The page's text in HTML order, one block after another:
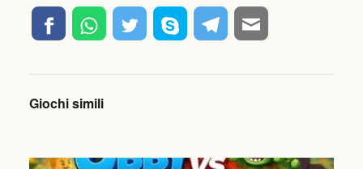
Giochi simili